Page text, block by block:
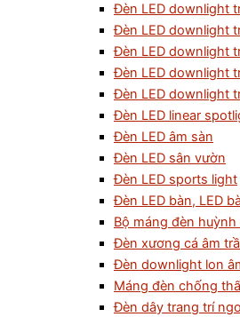
Đèn LED downlight
Đèn LED downlight
Đèn LED downlight
Đèn LED downlight
Đèn LED downlight
Đèn LED linear
Đèn LED âm sàn
Đèn LED sân vườn
Đèn LED sports light
Đèn LED bàn, LED
Bộ máng đèn huỳnh
Đèn xương cá âm
Đèn downlight lon
Máng đèn chống
Đèn dây trang trí